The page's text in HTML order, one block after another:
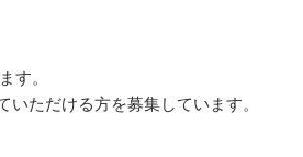
す。
ただける方を募集しています。